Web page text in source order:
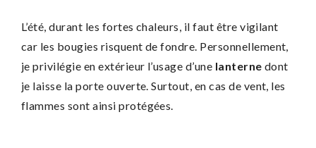
L’été, durant les fortes chaleurs, il faut être vigilant
car les bougies risquent de fondre. Personnellement,
je privilégie en extérieur l’usage d’une lanterne dont
je laisse la porte ouverte. Surtout, en cas de vent, les
flammes sont ainsi protégées.